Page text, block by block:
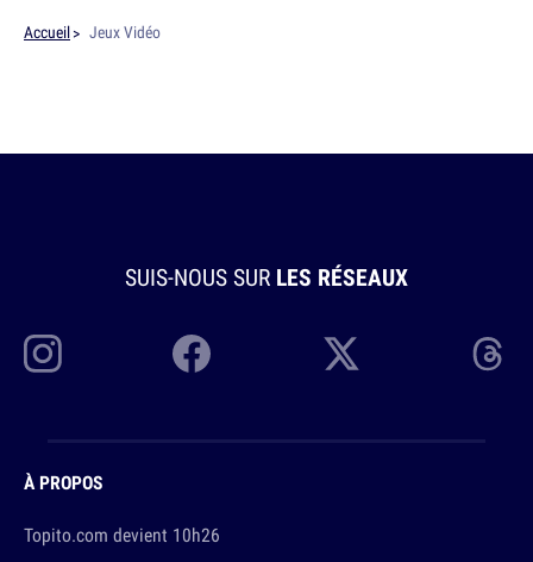
Accueil Jeux Vidéo
SUIS-NOUS SUR LES RÉSEAUX
À PROPOS
Topito.com devient 10h26